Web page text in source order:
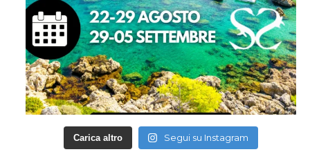
Carica altro Segui su Instagram